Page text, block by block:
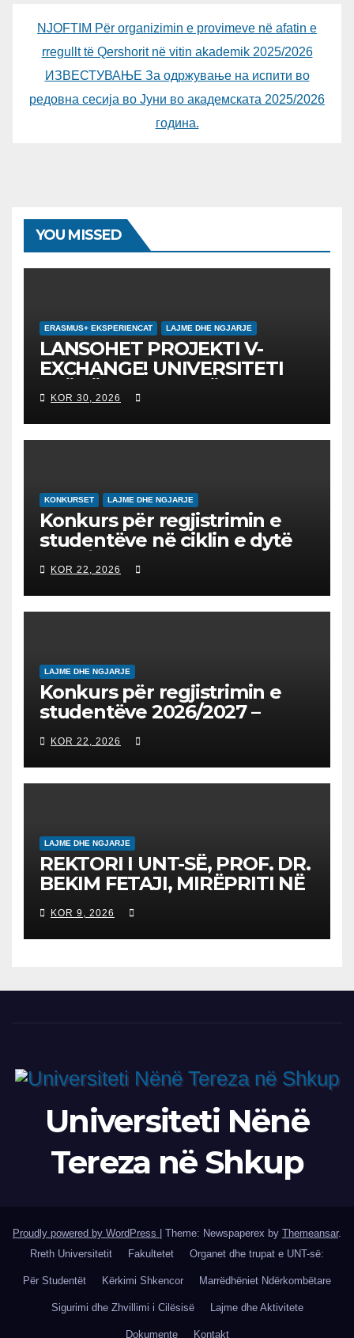
NJOFTIM Për organizimin e provimeve në afatin e
rregullt të Qershorit në vitin akademik 2025/2026
ИЗВЕСТУВАЊЕ За одржување на испити во
редовна сесија во Јуни во академската 2025/2026
година.
YOU MISSED
ERASMUS+ EKSPERIENCAT LAJME DHE NGJARJE
LANSOHET PROJEKTI V-
EXCHANGE! UNIVERSITETI
“NËNË TEREZA” NË SHKUP
UDHËHEQ NISMËN
NDËRKOMBËTARE PËR
EDUKIMIN DIGJITAL DHE
KOR 30, 2026
KONKURSET LAJME DHE NGJARJE
Konkurs për regjistrimin e
studentëve në ciklin e dytë
2026/2027 – Конкурс за
запишување на студенти
на втор циклус студии за
2026/2027
KOR 22, 2026
LAJME DHE NGJARJE
Konkurs për regjistrimin e
studentëve 2026/2027 –
Конкурс за запишување на
студенти за 2026/2027
KOR 22, 2026
LAJME DHE NGJARJE
REKTORI I UNT-SË, PROF. DR.
BEKIM FETAJI, MIRËPRITI NË
TAKIM ZYRTAR DREJTORIN E
SH.A MEPSO, DR. BURIM
LATIFIN
KOR 9, 2026
Universiteti Nënë
Tereza në Shkup
Proudly powered by WordPress | Theme: Newspaperex by Themeansar.
Rreth Universitetit
Fakultetet Organet dhe trupat e UNT-së:
Për Studentët Kërkimi Shkencor Marrëdhëniet Ndërkombëtare
Sigurimi dhe Zhvillimi i Cilësisë Lajme dhe Aktivitete
Dokumente Kontakt